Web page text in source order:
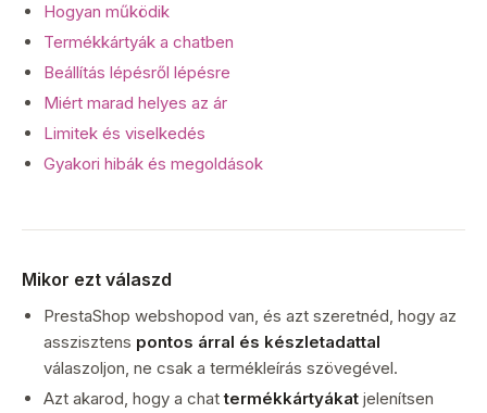
Hogyan működik
Termékkártyák a chatben
Beállítás lépésről lépésre
Miért marad helyes az ár
Limitek és viselkedés
Gyakori hibák és megoldások
Mikor ezt válaszd
PrestaShop webshopod van, és azt szeretnéd, hogy az
asszisztens pontos árral és készletadattal
válaszoljon, ne csak a termékleírás szövegével.
Azt akarod, hogy a chattermékkártyákat jelenítsen